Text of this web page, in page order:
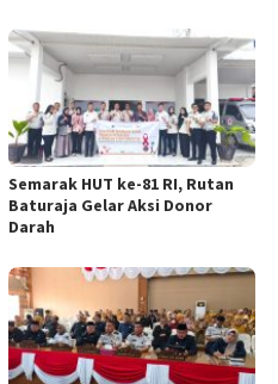
Semarak HUT ke-81 RI, Rutan
Baturaja Gelar Aksi Donor
Darah